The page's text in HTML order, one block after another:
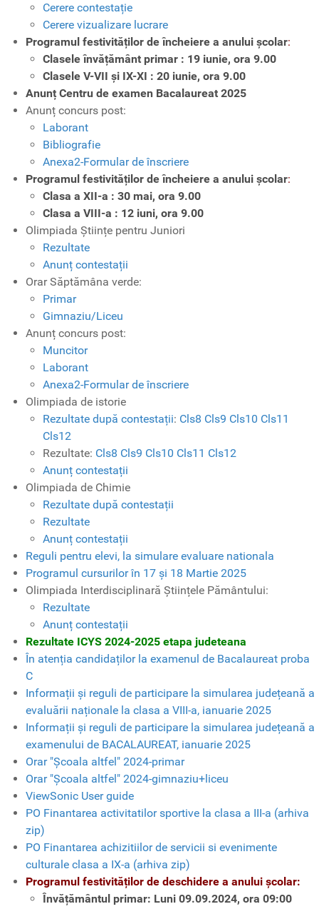
Cerere contestație
Cerere vizualizare lucrare
Programul festivităților de încheiere a anului școlar:
Clasele învățământ primar : 19 iunie, ora 9.00
Clasele V-VII și IX-XI : 20 iunie, ora 9.00
Anunț Centru de examen Bacalaureat 2025
Anunț concurs post:
Laborant
Bibliografie
Anexa2-Formular de înscriere
Programul festivităților de încheiere a anului școlar:
Clasa a XII-a : 30 mai, ora 9.00
Clasa a VIII-a : 12 iuni, ora 9.00
Olimpiada Științe pentru Juniori
Rezultate
Anunț contestații
Orar Săptămâna verde:
Primar
Gimnaziu/Liceu
Anunț concurs post:
Muncitor
Laborant
Anexa2-Formular de înscriere
Olimpiada de istorie
Rezultate după contestații: Cls8 Cls9 Cls10 Cls11
Cls12
Rezultate: Cls8 Cls9 Cls10 Cls11 Cls12
Anunț contestații
Olimpiada de Chimie
Rezultate după contestații
Rezultate
Anunț contestații
Reguli pentru elevi, la simulare evaluare nationala
Programul cursurilor în 17 și 18 Martie 2025
Olimpiada Interdisciplinară Științele Pământului:
Rezultate
Anunț contestații
Rezultate ICYS 2024-2025 etapa judeteana
În atenția candidaților la examenul de Bacalaureat proba
C
Informații și reguli de participare la simularea județeană a
evaluării naționale la clasa a VIII-a, ianuarie 2025
Informații și reguli de participare la simularea județeană a
examenului de BACALAUREAT, ianuarie 2025
Orar "Școala altfel" 2024-primar
Orar "Școala altfel" 2024-gimnaziu+liceu
ViewSonic User guide
PO Finantarea activitatilor sportive la clasa a III-a (arhiva
zip)
PO Finantarea achizitiilor de servicii si evenimente
culturale clasa a IX-a (arhiva zip)
Programul festivităților de deschidere a anului școlar:
Învățământul primar: Luni 09.09.2024, ora 09:00